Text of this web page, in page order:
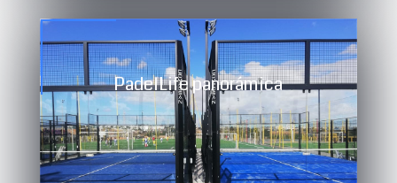
PadelLife panorámica
Compograss TXT y P12/49 homologado por
la Federación Española de pádel (F.E.P.)